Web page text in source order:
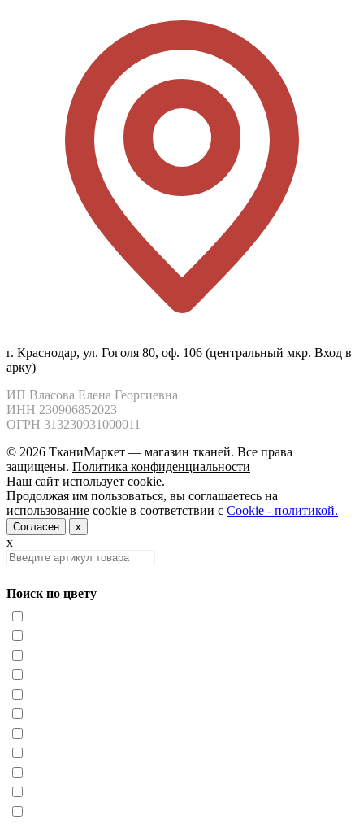
г. Краснодар, ул. Гоголя 80, оф. 106 (центральный мкр. Вход в
арку)
ИП Власова Елена Георгиевна
ИНН 230906852023
ОГРН 313230931000011
© 2026 ТканиМаркет — магазин тканей. Все права
защищены. Политика конфиденциальности
Наш сайт использует cookie.
Продолжая им пользоваться, вы соглашаетесь на
использование cookie в соответствии с Cookie - политикой.
Согласен x
x
Поиск по цвету